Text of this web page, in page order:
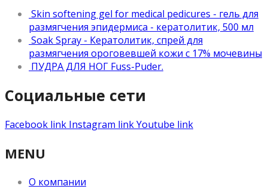
Skin softening gel for medical pedicures - гель для
размягчения эпидермиса - кератолитик, 500 мл
Soak Spray - Кератолитик, спрей для
размягчения ороговевшей кожи с 17% мочевины
ПУДРА ДЛЯ НОГ Fuss-Puder.
Социальные сети
Facebook link Instagram linkYoutube link
MENU
О компании